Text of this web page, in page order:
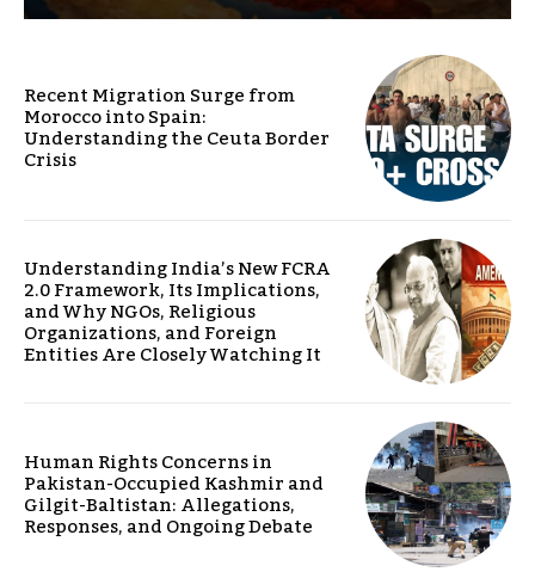
Recent Migration Surge from
Morocco into Spain:
Understanding the Ceuta Border
Crisis
Understanding India’s New FCRA
2.0 Framework, Its Implications,
and Why NGOs, Religious
Organizations, and Foreign
Entities Are Closely Watching It
Human Rights Concerns in
Pakistan-Occupied Kashmir and
Gilgit-Baltistan: Allegations,
Responses, and Ongoing Debate